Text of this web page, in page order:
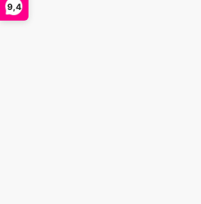
9,4